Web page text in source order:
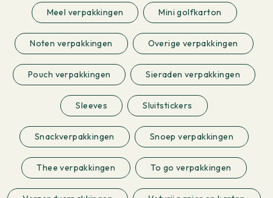
Meel verpakkingen Mini golfkarton
Noten verpakkingen Overige verpakkingen
Pouch verpakkingen Sieraden verpakkingen
Sleeves Sluitstickers
Snackverpakkingen Snoep verpakkingen
Thee verpakkingen To go verpakkingen